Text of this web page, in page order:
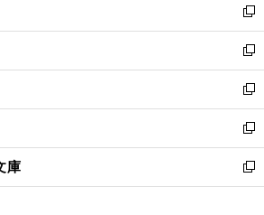
く
で
開
く
ド
ウ
で
開
く
ィ
ン
ド
ウ
で
開
く
い
ウ
ィ
ン
ド
ウ
で
開
く
新
し
い
ウ
ィ
ン
ド
ウ
で
開
新
し
い
ウ
ィ
ン
ド
ウ
新
し
い
ウ
ィ
ン
新
し
い
ウ
庫
新
し